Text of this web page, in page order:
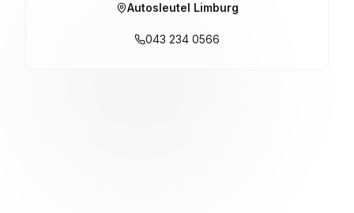
Autosleutel Limburg
043 234 0566